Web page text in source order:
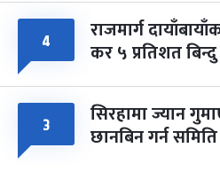
४ राजमार्ग
कर ५ प्रतिशत
३ सिरहामा ज्यान
छानबिन गर्न